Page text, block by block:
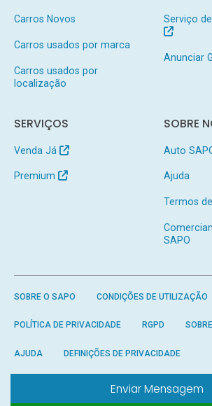
Enviar Mensagem
Carros Novos
Carros usados por marca
Carros usados por
localização
Serviço
Anunciar
SERVIÇOS
Venda Já
Premium
SOBRE
Auto
Ajuda
Termos
SAPO
SOBRE O SAPO CONDIÇÕES DE UTILIZAÇÃO
POLÍTICA DE PRIVACIDADE RGPD
AJUDA DEFINIÇÕES DE PRIVACIDADE